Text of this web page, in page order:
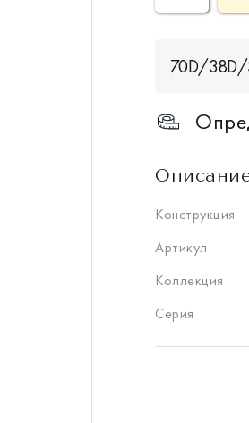
70D/38D/
Конструкция
Артикул
Коллекция
Серия